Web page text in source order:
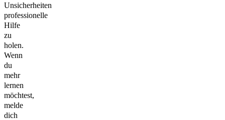
Unsicherheiten
professionelle
Hilfe
zu
holen.
Wenn
du
mehr
lernen
möchtest,
melde
dich